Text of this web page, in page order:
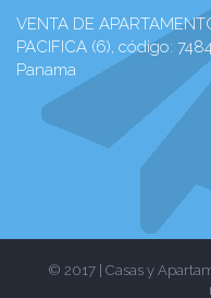
VENTA DE
PACIFICA (6), código:
Panama
© 2017 | Casas y